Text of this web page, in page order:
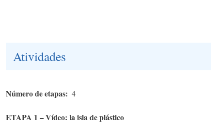
Atividades
Número de etapas 4
ETAPA 1 – Vídeo: la isla de plástico